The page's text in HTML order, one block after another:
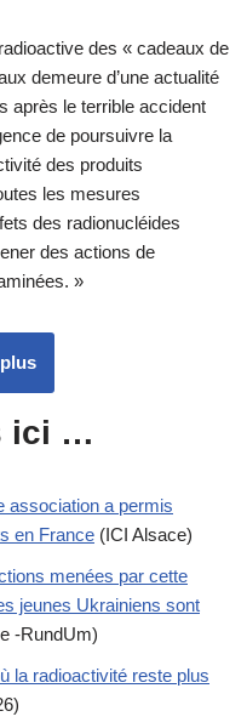
des « cadeaux de
demeure d’une actualité
après le terrible accident
de poursuivre la
des produits
les mesures
des radionucléides
des actions de
»
ici …
association a permis
en France (ICI Alsace)
menées par cette
jeunes Ukrainiens sont
-RundUm)
la radioactivité reste plus